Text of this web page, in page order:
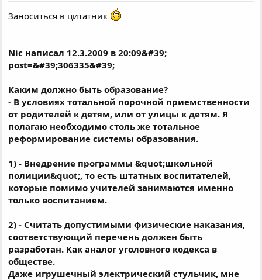
Заноситься в цитатник
Nic написал 12.3.2009 в 20:09&#39;
post=&#39;306335&#39;
Каким должно быть образование?
- В условиях тотальной порочной приемственности
от родителей к детям, или от улицы к детям. Я
полагаю необходимо столь же тотальное
реформирование системы образования.
1) - Внедрение программы &quot;школьной
полиции&quot;, то есть штатных воспитателей,
которые помимо учителей занимаются именно
только воспитанием.
2) - Считать допустимыми физические наказания,
соответствующий перечень должен быть
разработан. Как аналог уголовного кодекса в
обществе.
Даже игрушечный электрический стульчик, мне